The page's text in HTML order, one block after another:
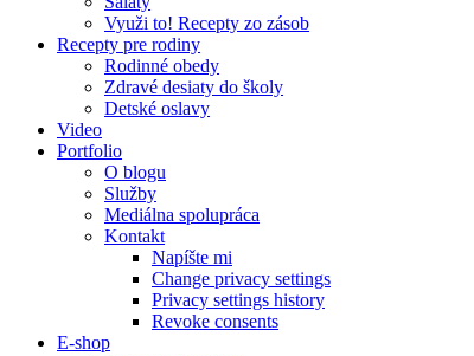
Využi to! Recepty zo zásob
Recepty pre rodiny
Rodinné obedy
Zdravé desiaty do školy
Detské oslavy
Video
Portfolio
O blogu
Služby
Mediálna spolupráca
Kontakt
Napíšte mi
Change privacy settings
Privacy settings history
Revoke consents
E-shop